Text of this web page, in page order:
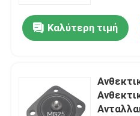
Καλύτερη τιμή